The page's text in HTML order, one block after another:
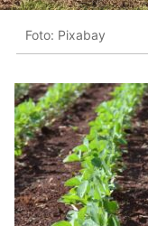
Foto: Pixabay